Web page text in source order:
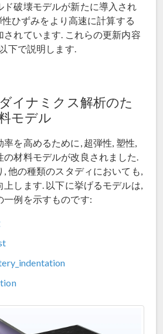
ド破壊モデルが新たに導入され
性ひずみをより高速に計算する
されています. これらの更新内容
下で説明します.
イナミクス解析のた
モデル
を高めるために, 超弾性, 塑性,
の材料モデルが改良されました.
, 他の種類のスタディにおいても,
します. 以下に挙げるモデルは,
一例を示すものです: